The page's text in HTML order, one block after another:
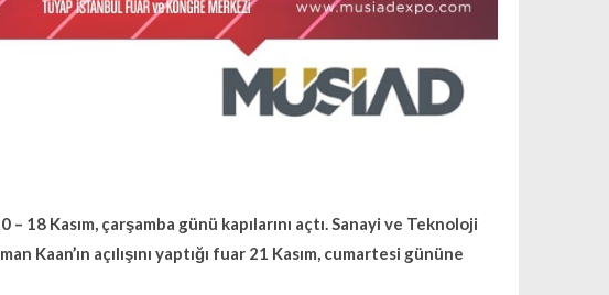
18 Kasım, çarşamba günü kapılarını açtı. Sanayi ve Teknoloji
Kaan’ın açılışını yaptığı fuar 21 Kasım, cumartesi gününe